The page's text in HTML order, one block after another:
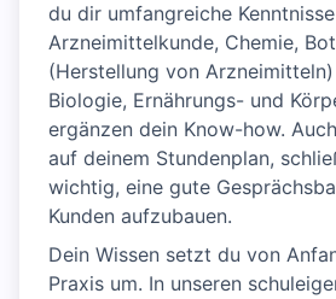
du dir umfangreiche
Arzneimittelkunde, Chemie,
(Herstellung von
Biologie, Ernährungs- und
ergänzen dein Know-how.
auf deinem Stundenplan,
wichtig, eine gute
Kunden aufzubauen.
Dein Wissen setzt du von
Praxis um. In unseren